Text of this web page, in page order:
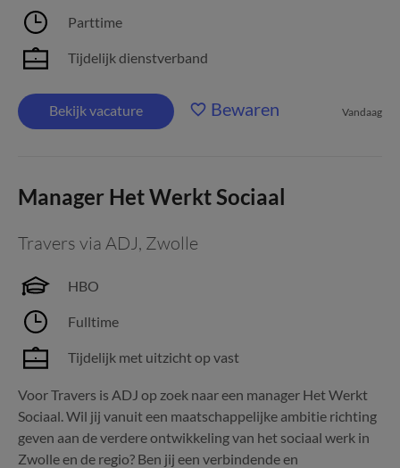
Parttime
Tijdelijk dienstverband
Bekijk vacature Bewaren Vandaag
Manager Het Werkt Sociaal
Travers via ADJ, Zwolle
HBO
Fulltime
Tijdelijk met uitzicht op vast
Voor Travers is ADJ op zoek naar een manager Het Werkt
Sociaal. Wil jij vanuit een maatschappelijke ambitie richting
geven aan de verdere ontwikkeling van het sociaal werk in
Zwolle en de regio? Ben jij een verbindende en